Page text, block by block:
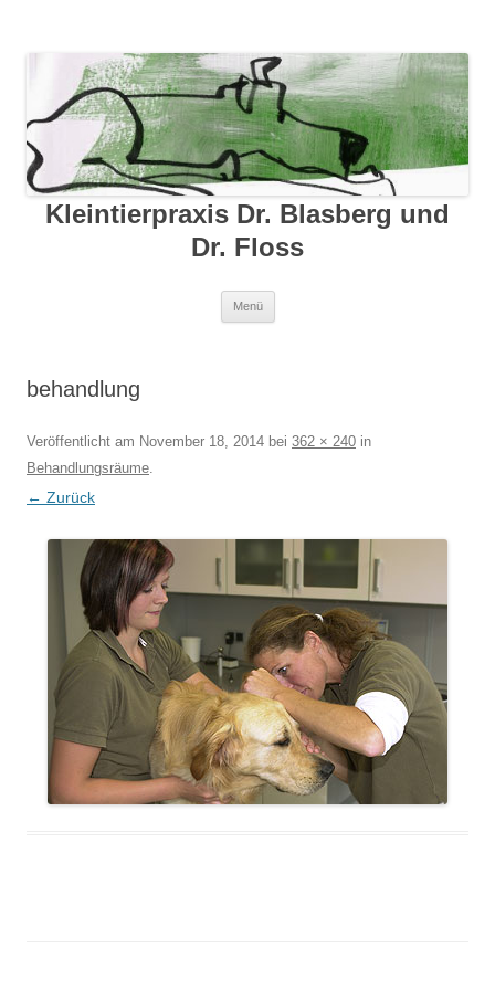
Kleintierpraxis Dr. Blasberg und
Dr. Floss
Menü
behandlung
Veröffentlicht am November 18, 2014 bei 362 × 240 in
Behandlungsräume.
← Zurück